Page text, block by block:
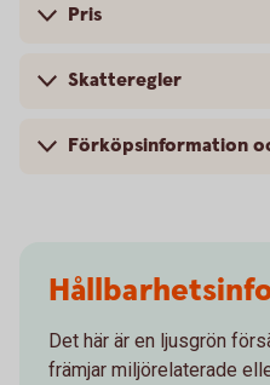
Pris
Skatteregler
Förköpsinformation
Det här är en ljusgrön
främjar miljörelaterade